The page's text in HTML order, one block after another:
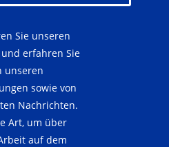
Sie unseren
erfahren Sie
unseren
sowie von
Nachrichten.
Art, um über
auf dem